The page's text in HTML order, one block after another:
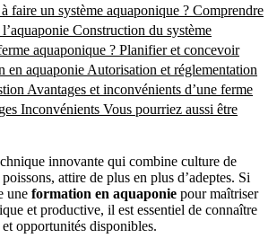
faire un système aquaponique ? Comprendre
Construction du système
aquaponique ? Planifier et concevoir
en aquaponie Autorisation et réglementation
Avantages et inconvénients d’une ferme
Inconvénients Vous pourriez aussi être
innovante qui combine culture de
attire de plus en plus d’adeptes. Si
une formation en aquaponie pour maîtriser
et productive, il est essentiel de connaître
opportunités disponibles.